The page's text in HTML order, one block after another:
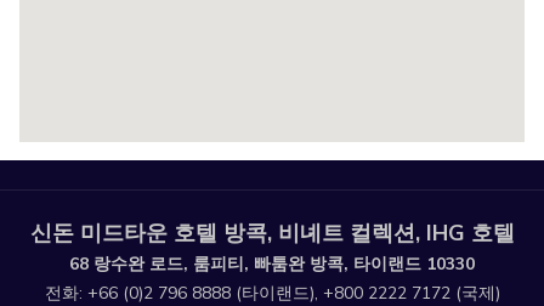
신돈 미드타운 호텔 방콕, 비녜트 컬렉션, IHG 호텔
68 랑수완 로드, 룸피티, 빠툼완 방콕, 타이랜드 10330
전화: +66 (0)2 796 8888(타이랜드), +800 2222 7172(국제)